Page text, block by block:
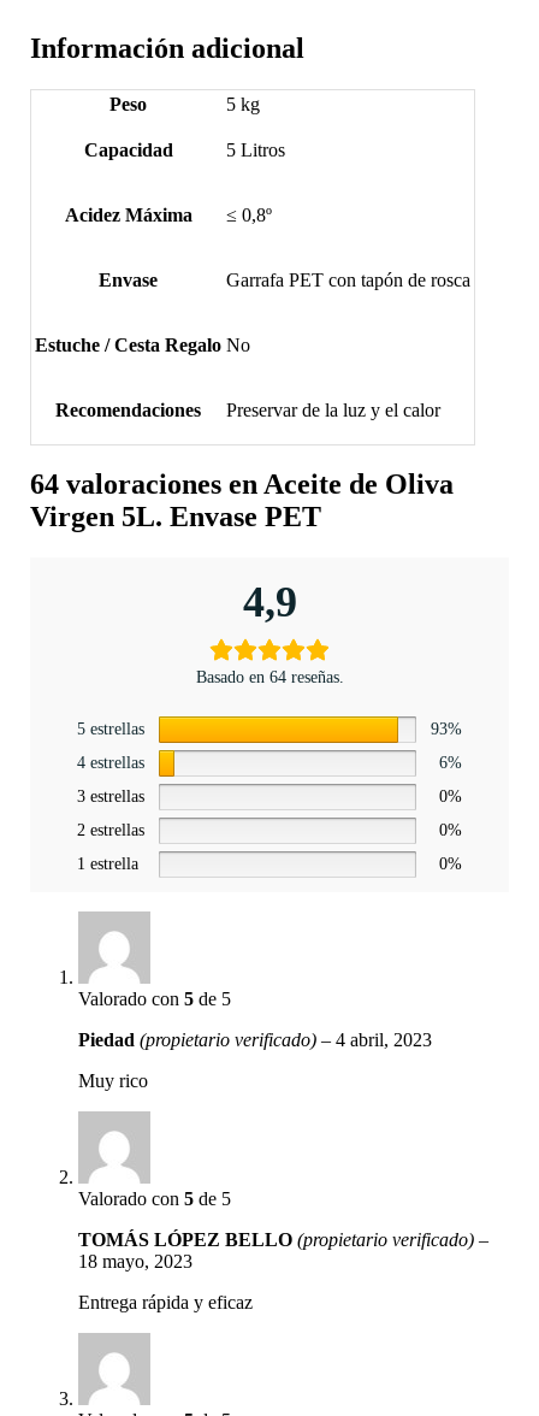
Información adicional
Peso 5 kg
Capacidad 5 Litros
Acidez Máxima ≤ 0,8º
Envase Garrafa PET con tapón de rosca
Estuche / Cesta Regalo No
Recomendaciones Preservar de la luz y el calor
64 valoraciones enAceite de Oliva
Virgen 5L. Envase PET
4,9
Basado en 64 reseñas.
5 estrellas
93%
4 estrellas
6%
3 estrellas
0%
2 estrellas
0%
1 estrella
0%
Valorado con5 de 5
Piedad(propietario verificado) – 4 abril, 2023
Muy rico
Valorado con5 de 5
TOMÁS LÓPEZ BELLO(propietario verificado) –
18 mayo, 2023
Entrega rápida y eficaz